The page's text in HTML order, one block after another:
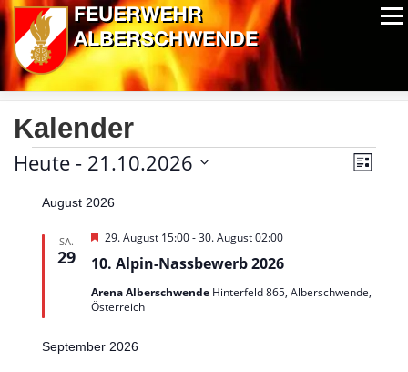
Zum
Inhalt
springen
Menü
ALPIN-NASSWETTBEWERB MITGLIEDER
Kalender
V
A
s
t
n
V
e
a
l
n
Liste
Heute - 21.10.2026
wählen.August 2026
SA.
29 10. Alpin-Nassbewerb 2026
H
r
o
r
h
29. August 15:00-30. August 02:00
Arena Alberschwende Hinterfeld 865, Alberschwende,
Österreich
September 2026